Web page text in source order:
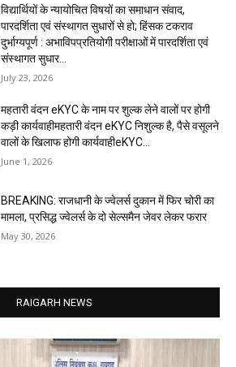
विद्यार्थियों के न्यायोचित विषयों का समाधान संवाद,
पारदर्शिता एवं संस्थागत सुधारों से हो; हिंसक टकराव
दुर्भाग्यपूर्ण : अभाविपप्रतियोगी परीक्षाओं में पारदर्शिता एवं
संस्थागत सुधार...
July 23, 2026
महतारी वंदन eKYC के नाम पर शुल्क लेने वालों पर होगी
कड़ी कार्यवाहीमहतारी वंदन eKYC निशुल्क है, पैसे वसूलने
वालों के खिलाफ होगी कार्यवाहीeKYC...
June 1, 2026
BREAKING: राजधानी के ज्वेलर्स दुकान में फिर चोरी का
मामला, प्रसिद्ध ज्वेलर्स के दो सेल्समैन जेवर लेकर फरार
May 30, 2026
RAIGARH NEWS